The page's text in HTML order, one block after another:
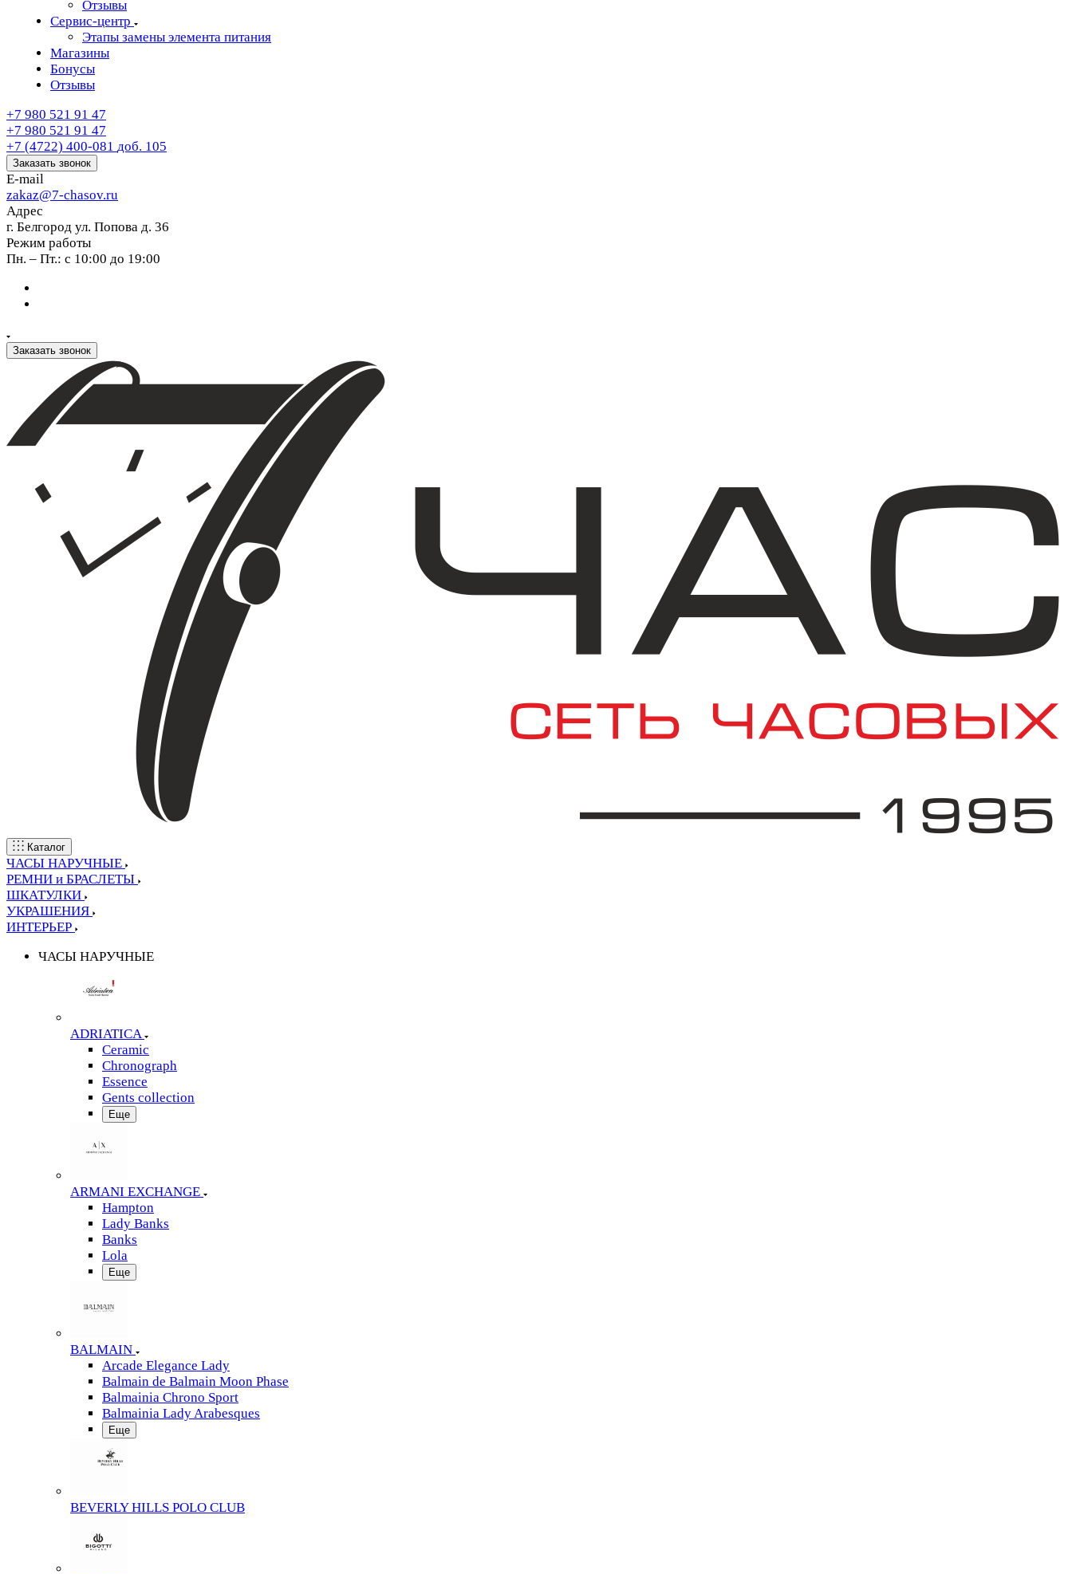
Отзывы
Сервис-центр
Этапы замены элемента питания
Магазины
Бонусы
Отзывы
+7 980 521 91 47
+7 980 521 91 47
+7 (4722) 400-081 доб. 105
Заказать звонок
E-mail
zakaz@7-chasov.ru
Адрес
г. Белгород ул. Попова д. 36
Режим работы
Пн. – Пт.: с 10:00 до 19:00
Заказать звонок
Каталог
ЧАСЫ НАРУЧНЫЕ
РЕМНИ и БРАСЛЕТЫ
ШКАТУЛКИ
УКРАШЕНИЯ
ИНТЕРЬЕР
ЧАСЫ НАРУЧНЫЕ
ADRIATICA
Ceramic
Chronograph
Essence
Gents collection
Еще
ARMANI EXCHANGE
Hampton
Lady Banks
Banks
Lola
Еще
BALMAIN
Arcade Elegance Lady
Balmain de Balmain Moon Phase
Balmainia Chrono Sport
Balmainia Lady Arabesques
Еще
BEVERLY HILLS POLO CLUB